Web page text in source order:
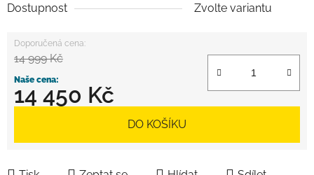
Dostupnost Zvolte variantu
14 999 Kč
14 450 Kč
DO KOŠÍKU